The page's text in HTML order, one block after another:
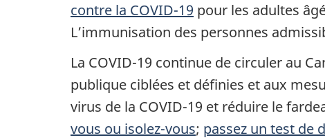
contre la COVID-19 pour les adultes
L’immunisation des personnes
La COVID-19 continue de circuler au
publique ciblées et définies et aux
virus de la COVID-19 et réduire le
vous ou isolez-vous; passez un test de